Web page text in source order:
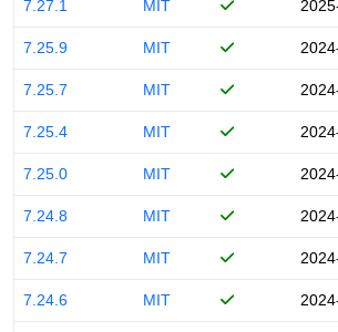
7.27.1 MIT
7.25.9 MIT
7.25.7 MIT
7.25.4 MIT
7.25.0 MIT
7.24.8 MIT
7.24.7 MIT
7.24.6 MIT